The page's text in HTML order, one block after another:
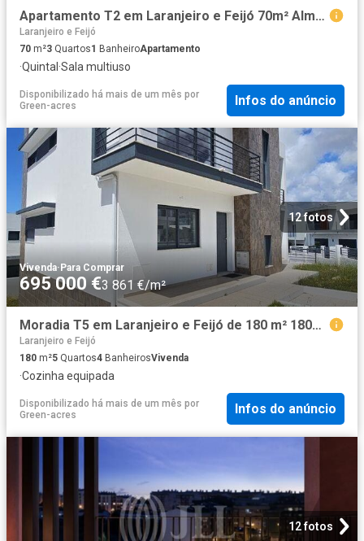
Apartamento T2 em Laranjeiro e Feijó 70m² Almada, Cova da Piedade, Pragal e Cacilhas
Laranjeiro e Feijó
70 m²3 Quartos1 BanheiroApartamento
·Quintal ·Sala multiuso
Disponibilizado há mais de um mês por
Green-acres
Infos do anúncio
12 fotos
Vivenda· Para Comprar
695 000 €3 861 €/m²
Moradia T5 em Laranjeiro e Feijó de 180 m² 180m² Almada, Cova da Piedade, Pragal e Cacilhas
Laranjeiro e Feijó
180 m²5 Quartos4 BanheirosVivenda
·Cozinha equipada
Disponibilizado há mais de um mês por
Green-acres
Infos do anúncio
12 fotos